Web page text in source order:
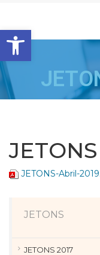
Barra de Ferramentas Aberta
JETONS-Abril-
JETONS
JETONS 2017